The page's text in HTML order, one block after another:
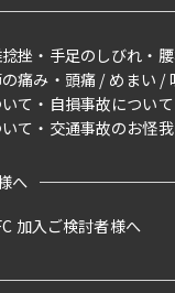
挫 手足のしびれ
痛み
頭痛 / めまい /
て
自損事故について
て
交通事故のお怪
へ
加入ご検討者様へ